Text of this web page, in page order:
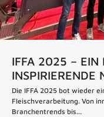
IFFA 2025 – EIN
INSPIRIERENDE
Die IFFA 2025 bot wieder
Fleischverarbeitung. Von
Branchentrends bis...